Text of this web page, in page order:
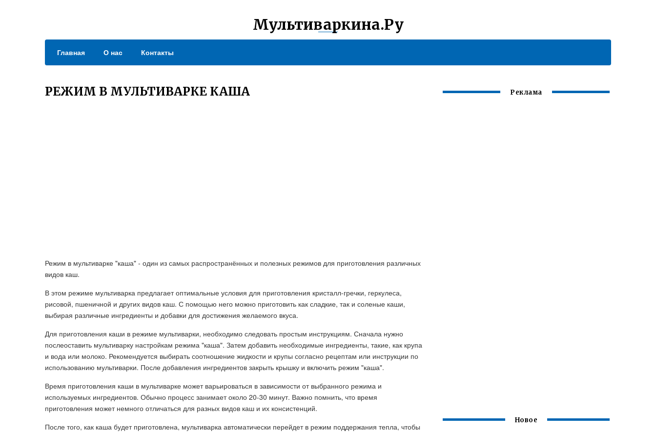
Мультиваркина.Ру
Главная О нас Контакты
РЕЖИМ В МУЛЬТИВАРКЕ КАША
Режим в мультиварке "каша" - один из самых распространённых и полезных режимов для приготовления различных
видов каш.
В этом режиме мультиварка предлагает оптимальные условия для приготовления кристалл-гречки, геркулеса,
рисовой, пшеничной и других видов каш. С помощью него можно приготовить как сладкие, так и соленые каши,
выбирая различные ингредиенты и добавки для достижения желаемого вкуса.
Для приготовления каши в режиме мультиварки, необходимо следовать простым инструкциям. Сначала нужно
послеоставить мультиварку настройкам режима "каша". Затем добавить необходимые ингредиенты, такие, как крупа
и вода или молоко. Рекомендуется выбирать соотношение жидкости и крупы согласно рецептам или инструкции по
использованию мультиварки. После добавления ингредиентов закрыть крышку и включить режим "каша".
Время приготовления каши в мультиварке может варьироваться в зависимости от выбранного режима и
используемых ингредиентов. Обычно процесс занимает около 20-30 минут. Важно помнить, что время
приготовления может немного отличаться для разных видов каш и их консистенций.
После того, как каша будет приготовлена, мультиварка автоматически перейдет в режим поддержания тепла, чтобы
Реклама
Новое